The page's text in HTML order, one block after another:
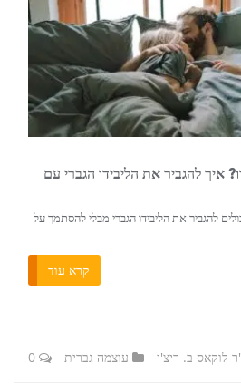
איך להגביר את הליבידו הגברי עם
להגביר את הליבידו הגברי מבלי להסתמך על
קרא עוד
לוקאס ב. ריצ'י עוצמה גברית